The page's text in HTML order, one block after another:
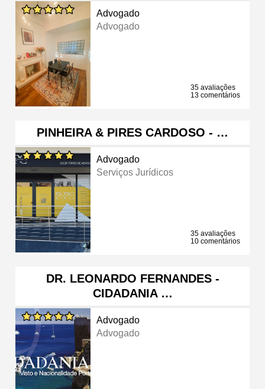
Advogado
Advogado
35 avaliações
13 comentários
PINHEIRA & PIRES CARDOSO - …
Advogado
Serviços Jurídicos
35 avaliações
10 comentários
DR. LEONARDO FERNANDES -
CIDADANIA …
Advogado
Advogado